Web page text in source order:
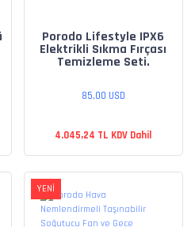
Porodo Lifestyle IPX6
Elektrikli Sıkma Fırçası
Temizleme Seti.
85,00 USD
4.045,24 TL KDV Dahil
YENİ